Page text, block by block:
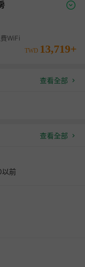
WiFi
TWD 13,719+
查看全部
查看全部
前